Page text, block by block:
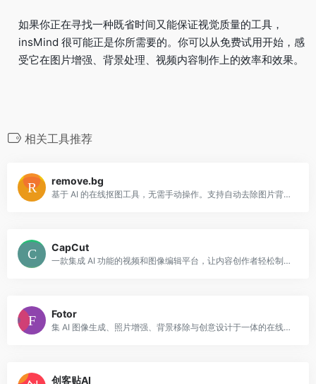
如果你正在寻找一种既省时间又能保证视觉质量的工具，
insMind 很可能正是你所需要的。你可以从免费试用开始，感
受它在图片增强、背景处理、视频内容制作上的效率和效果。
相关工具推荐
remove.bg
基于 AI 的在线抠图工具，无需手动操作。支持自动去除图片背景、替换背景、批量处理与高质量下载。
CapCut
一款集成 AI 功能的视频和图像编辑平台，让内容创作者轻松制作长短视频、自动加字幕、提升画质，适合社交媒体与专业用户。
Fotor
集 AI 图像生成、照片增强、背景移除与创意设计于一体的在线平台，适合摄影师、内容创作者及社交媒体用户，通过简单操作即可实现高质量视觉创作。
创客贴AI